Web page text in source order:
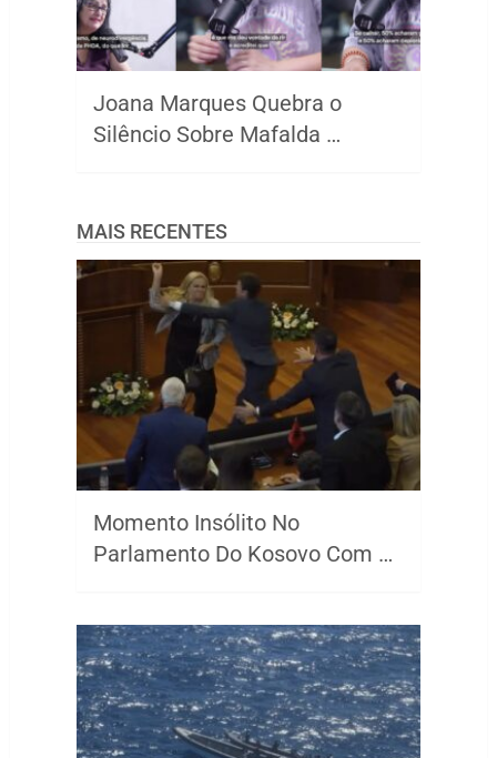
Joana Marques Quebra o
Silêncio Sobre Mafalda …
MAIS RECENTES
Momento Insólito No
Parlamento Do Kosovo Com …